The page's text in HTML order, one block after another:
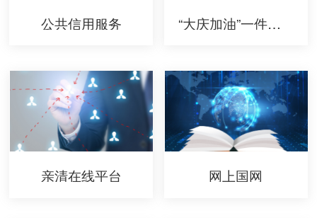
公共信用服务 “大庆加油”一件事办事服务指南
亲清在线平台 网上国网